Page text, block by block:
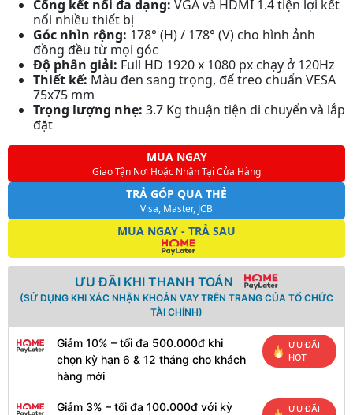
Cổng kết nối đa dạng: VGA và HDMI 1.4 tiện lợi kết
nối nhiều thiết bị
Góc nhìn rộng: 178° (H) / 178° (V) cho hình ảnh
đồng đều từ mọi góc
Độ phân giải: Full HD 1920 x 1080 px chạy ở 120Hz
Thiết kế: Màu đen sang trọng, đế treo chuẩn VESA
75x75 mm
Trọng lượng nhẹ: 3.7 Kg thuận tiện di chuyển và lắp
đặt
MUA NGAY
Giao Tận Nơi Hoặc Nhận Tại Cửa Hàng
TRẢ GÓP QUA THẺ
Visa, Master, JCB
MUA NGAY - TRẢ SAU
ƯU ĐÃI KHI THANH TOÁN
(SỬ DỤNG KHI XÁC NHẬN KHOẢN VAY TRÊN TRANG CỦA TỔ CHỨC
TÀI CHÍNH)
Giảm 10% – tối đa 500.000đ khi
chọn kỳ hạn 6 & 12 tháng cho khách
hàng mới
ƯU ĐÃI
HOT
Giảm 3% – tối đa 100.000đ với kỳ
ƯU ĐÃI